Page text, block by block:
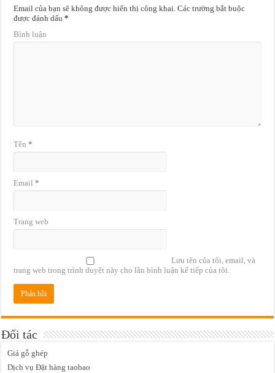
Email của bạn sẽ không được hiển thị công khai. Các trường bắt buộc
được đánh dấu*
Bình luận
Tên*
Email*
Trang web
Lưu tên của tôi, email, và
trang web trong trình duyệt này cho lần bình luận kế tiếp của tôi.
Đối tác
Giá gỗ ghép
Dịch vụ Đặt hàng taobao